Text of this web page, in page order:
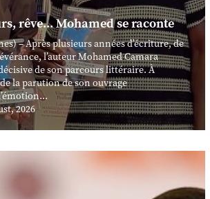
rêve... Mohamed se raconte
– Après plusieurs années d’écriture, de
l’auteur Mohamed Camara
de son parcours littéraire. À
la parution de son ouvrage
2026